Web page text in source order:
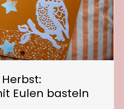
Eulen basteln